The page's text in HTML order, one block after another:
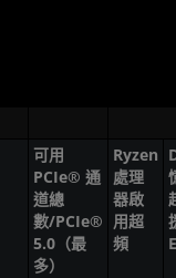
可用
PCIe® 通
道總
數/PCIe®
5.0（最
多）
Ryzen
處理
器啟
用超
頻